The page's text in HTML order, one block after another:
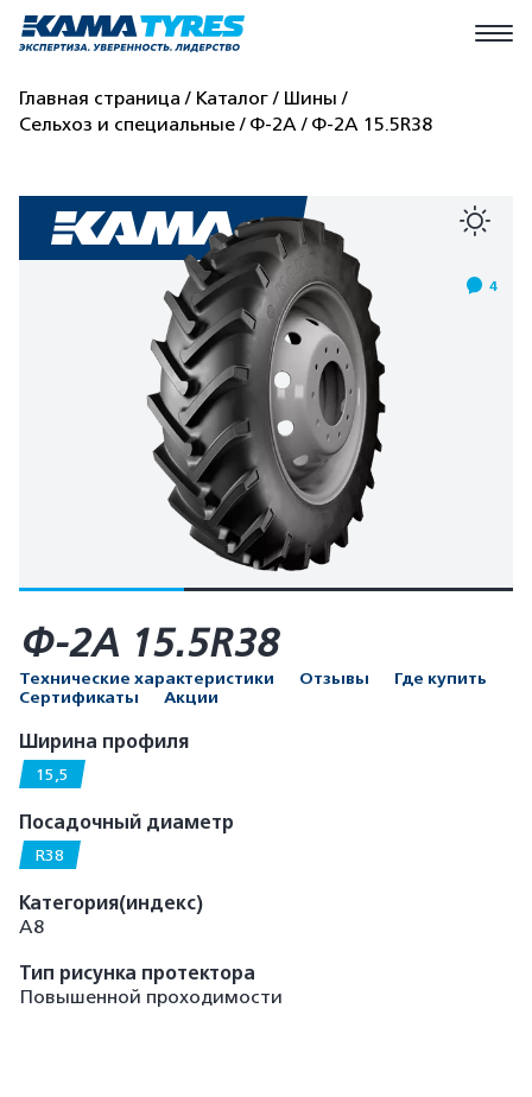
Главная страница Каталог
Шины
Сельхоз и специальные
Ф-2А Ф-2А 15.5R38
4
Ф-2А 15.5R38
Технические характеристики Отзывы
Где купить
Сертификаты
Акции
Ширина профиля
15,5
Посадочный диаметр
R38
Категория(индекс)
А8
Тип рисунка протектора
Повышенной проходимости